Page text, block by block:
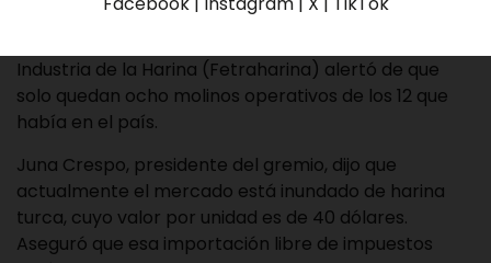
obligado a cerrar varias empresas nacionales por la
Industria de la Harina (Fetraharina) alertó de que
solo quedan ocho molinos operativos de los 12 que
había en el país.
Juna Crespo, presidente del gremio, dijo que
actualmente el mercado está inundado de harina
turca, cuyo valor por unidad es de 40 dólares.
Aseguró que esa importación libre de impuestos